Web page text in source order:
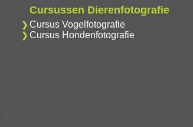
Cursussen Dierenfotografie
Cursus Vogelfotografie
Cursus Hondenfotografie